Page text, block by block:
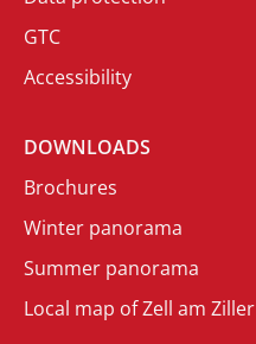
GTC
Accessibility
DOWNLOADS
Brochures
Winter panorama
Summer panorama
Local map of Zell am Ziller